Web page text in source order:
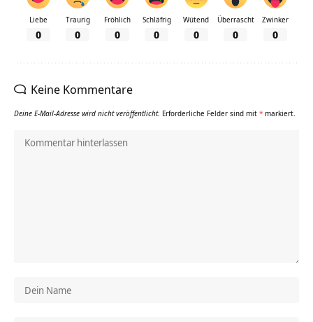
Liebe
0
Traurig
0
Fröhlich
0
Schläfrig
0
Wütend
0
Überrascht
0
Zwinker
0
Keine Kommentare
Deine E-Mail-Adresse wird nicht veröffentlicht. Erforderliche Felder sind mit * markiert.